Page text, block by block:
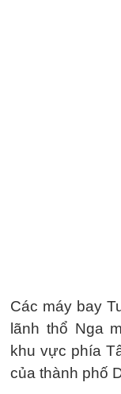
Các máy bay
lãnh thổ Nga
khu vực phía
của thành phố